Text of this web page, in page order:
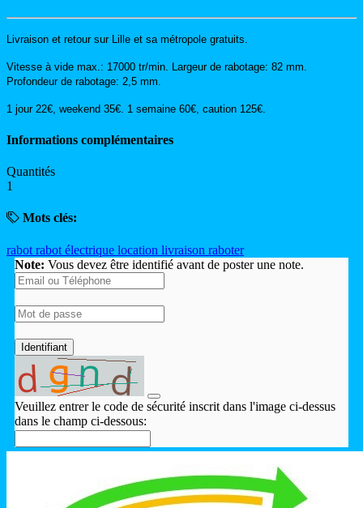
Livraison et retour sur Lille et sa métropole gratuits.
Vitesse à vide max.: 17000 tr/min. Largeur de rabotage: 82 mm.
Profondeur de rabotage: 2,5 mm.
1 jour 22€, weekend 35€. 1 semaine 60€, caution 125€.
Informations complémentaires
Quantités
1
Mots clés:
rabot rabot électrique location livraison raboter
Note: Vous devez être identifié avant de poster une note.
Identifiant
Veuillez entrer le code de sécurité inscrit dans l'image ci-dessus
dans le champ ci-dessous: